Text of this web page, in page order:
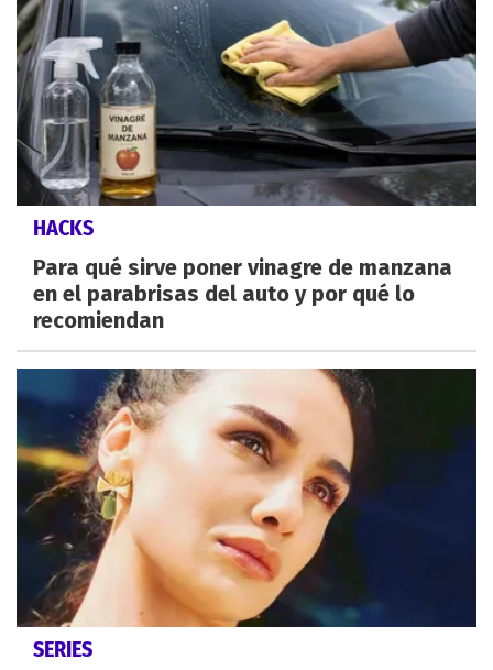
HACKS
Para qué sirve poner vinagre de manzana
en el parabrisas del auto y por qué lo
recomiendan
SERIES